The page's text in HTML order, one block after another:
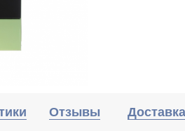
Отзывы Доставка